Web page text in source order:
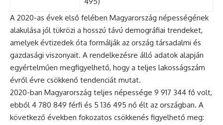
A 2020-as évek első felében Magyarország népességének
alakulása jól tükrözi a hosszú távú demográfiai trendeket,
amelyek évtizedek óta formálják az ország társadalmi és
gazdasági viszonyait. A rendelkezésre álló adatok alapján
egyértelműen megfigyelhető, hogy a teljes lakosságszám
évről évre csökkenő tendenciát mutat.
2020-ban Magyarország teljes népessége 9 917 344 fő volt,
ebből 4 780 849 férfi és 5 136 495 nő élt az országban. A
következő években fokozatos csökkenés figyelhető meg: